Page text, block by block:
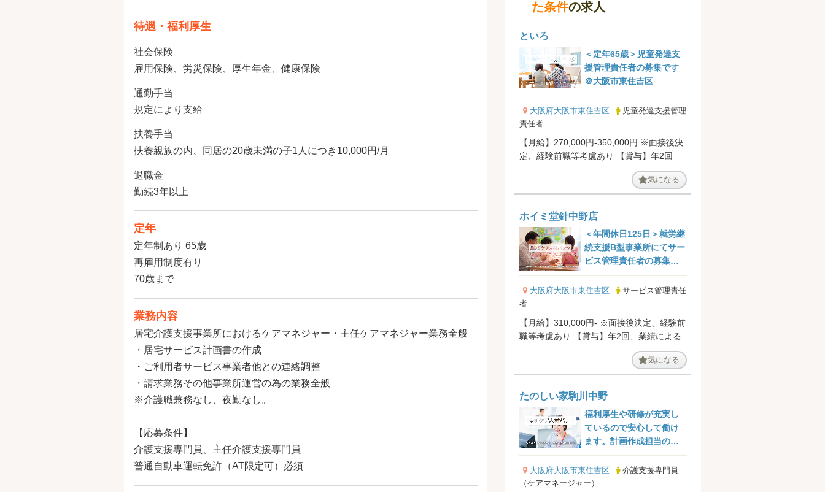
待遇・福利厚生
社会保険
雇用保険、労災保険、厚生年金、健康保険
通勤手当
規定により支給
扶養手当
扶養親族の内、同居の20歳未満の子1人につき10,000円/月
退職金
勤続3年以上
定年
定年制あり 65歳
再雇用制度有り
70歳まで
業務内容
居宅介護支援事業所におけるケアマネジャー・主任ケアマネジャー業務全般
・居宅サービス計画書の作成
・ご利用者サービス事業者他との連絡調整
・請求業務その他事業所運営の為の業務全般
※介護職兼務なし、夜勤なし。
【応募条件】
介護支援専門員、主任介護支援専門員
普通自動車運転免許（AT限定可）必須
た条件の求人
といろ
＜定年65歳＞児童発達支
援管理責任者の募集です
＠大阪市東住吉区
大阪府大阪市東住吉区
児童発達支援管理
責任者
【月給】270,000円-350,000円 ※面接後決
定、経験前職等考慮あり 【賞与】年2回
気になる
ホイミ堂針中野店
＜年間休日125日＞就労継
続支援B型事業所にてサー
ビス管理責任者の募集で
す@大阪市東住吉区
大阪府大阪市東住吉区
サービス管理責任
者
【月給】310,000円- ※面接後決定、経験前
職等考慮あり 【賞与】年2回、業績による
気になる
たのしい家駒川中野
福利厚生や研修が充実し
ているので安心して働け
ます。計画作成担当の求
人です。
大阪府大阪市東住吉区
介護支援専門員
（ケアマネージャー）